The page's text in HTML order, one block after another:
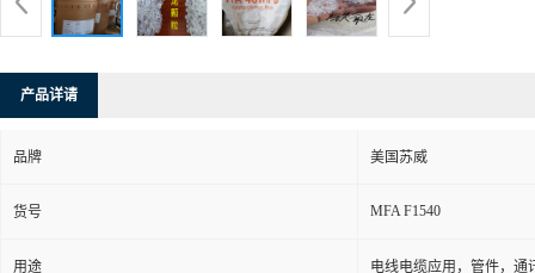
产品详请
品牌 美国苏威
货号 MFA F1540
用途 电线电缆应用，管件，通